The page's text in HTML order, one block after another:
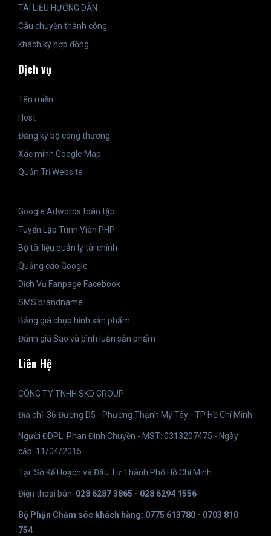
TÀI LIỆU HƯỚNG DẪN
Câu chuyện thành công
khách ký hợp đồng
Dịch vụ
Tên miền
Host
Đăng ký bộ công thương
Xác minh Google Map
Quản Trị Website
Google Adwords toàn tập
Tuyển Lập Trình Viên PHP
Bộ tài liệu quản lý tài chính
Quảng cáo Google
Dịch Vụ Fanpage Facebook
SMS brandname
Bảng giá chụp hình sản phẩm
Đánh giá Sao và bình luận sản phẩm
Liên Hệ
CÔNG TY TNHH SKD GROUP
Địa chỉ: 36 Đường D5 - Phường Thạnh Mỹ Tây - TP Hồ Chí Minh
Người ĐDPL: Phan Đình Chuyền - MST: 0313207475 - Ngày
cấp: 11/04/2015
Tại: Sở Kế Hoạch và Đầu Tư Thành Phố Hồ Chí Minh
Điện thoại bàn: 028 6287 3865 - 028 6294 1556
Bộ Phận Chăm sóc khách hàng: 0775 613780 - 0703 810
754